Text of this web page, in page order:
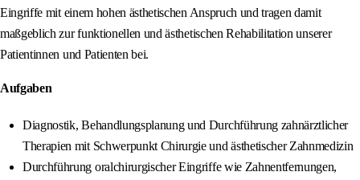
Eingriffe mit einem hohen ästhetischen Anspruch und tragen damit
maßgeblich zur funktionellen und ästhetischen Rehabilitation unserer
Patientinnen und Patienten bei.
Aufgaben
Diagnostik, Behandlungsplanung und Durchführung zahnärztlicher
Therapien mit Schwerpunkt Chirurgie und ästhetischer Zahnmedizin
Durchführung oralchirurgischer Eingriffe wie Zahnentfernungen,